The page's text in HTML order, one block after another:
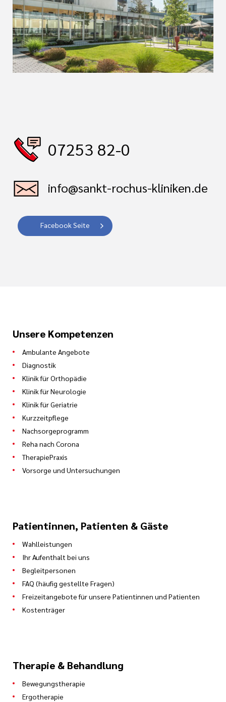
07253 82-0
info@sankt-rochus-kliniken.de
Facebook Seite
Unsere Kompetenzen
Ambulante Angebote
Diagnostik
Klinik für Orthopädie
Klinik für Neurologie
Klinik für Geriatrie
Kurzzeitpflege
Nachsorgeprogramm
Reha nach Corona
TherapiePraxis
Vorsorge und Untersuchungen
Patientinnen, Patienten & Gäste
Wahlleistungen
Ihr Aufenthalt bei uns
Begleitpersonen
FAQ (häufig gestellte Fragen)
Freizeitangebote für unsere Patientinnen und Patienten
Kostenträger
Therapie & Behandlung
Bewegungstherapie
Ergotherapie